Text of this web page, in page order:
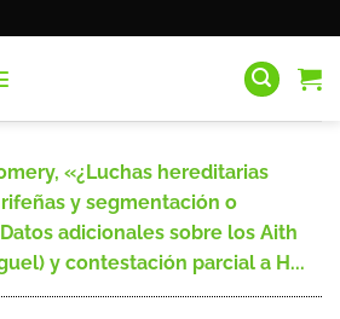
«¿Luchas hereditarias
y segmentación o
adicionales sobre los Aith
y contestación parcial a H...